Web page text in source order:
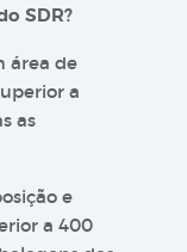
SDR?
área de
a
as
e
a 400